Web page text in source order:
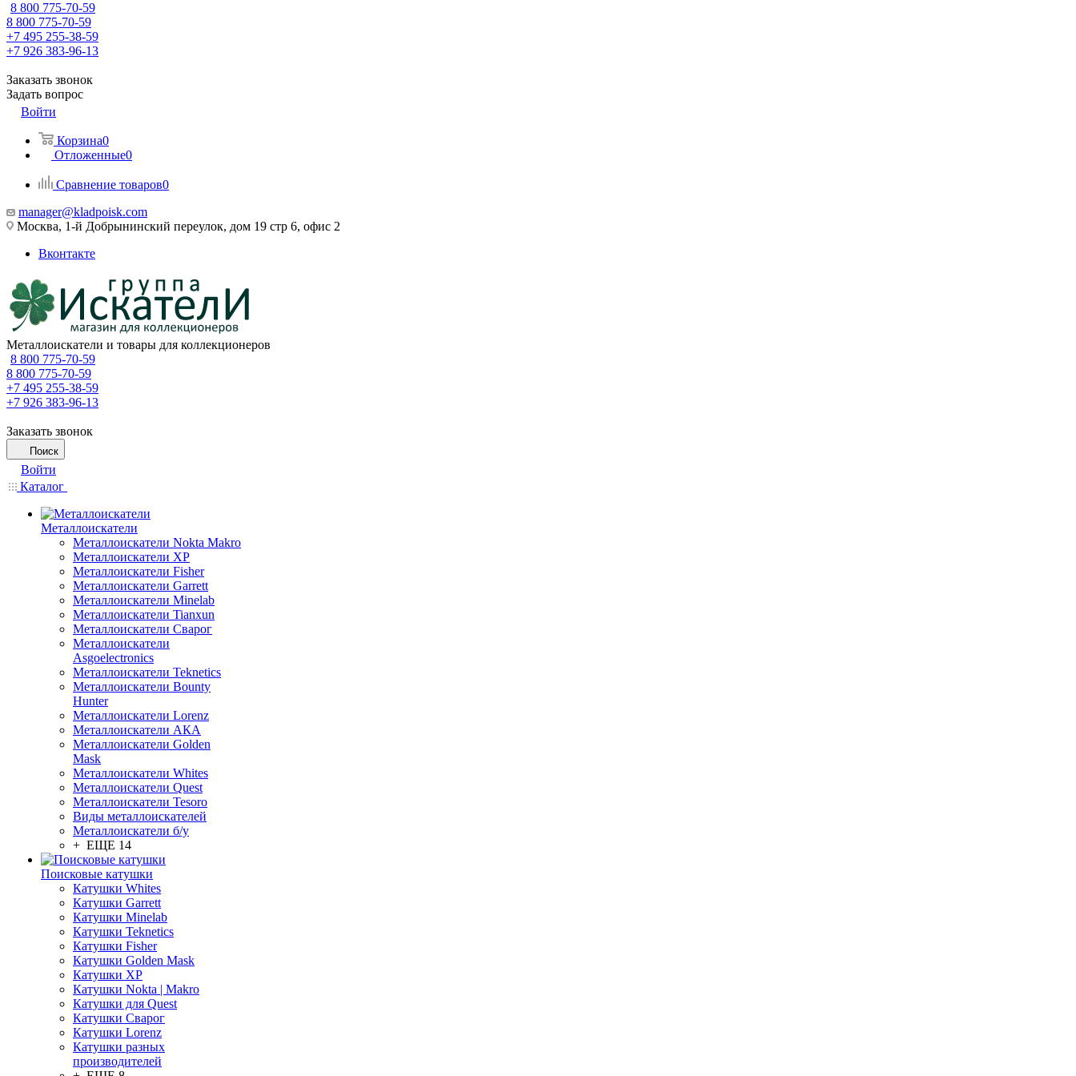
8 800 775-70-59
8 800 775-70-59
+7 495 255-38-59
+7 926 383-96-13
Заказать звонок
Задать вопрос
Войти
Корзина0
Отложенные0
Сравнение товаров0
manager@kladpoisk.com
Москва, 1-й Добрынинский переулок, дом 19 стр 6, офис 2
Вконтакте
Металлоискатели и товары для коллекционеров
8 800 775-70-59
8 800 775-70-59
+7 495 255-38-59
+7 926 383-96-13
Заказать звонок
Поиск
Войти
Каталог
Металлоискатели
Металлоискатели Nokta Makro
Металлоискатели XP
Металлоискатели Fisher
Металлоискатели Garrett
Металлоискатели Minelab
Металлоискатели Tianxun
Металлоискатели Сварог
Металлоискатели
Asgoelectronics
Металлоискатели Teknetics
Металлоискатели Bounty
Hunter
Металлоискатели Lorenz
Металлоискатели АКА
Металлоискатели Golden
Mask
Металлоискатели Whites
Металлоискатели Quest
Металлоискатели Tesoro
Виды металлоискателей
Металлоискатели б/у
+ ЕЩЕ 14
Поисковые катушки
Катушки Whites
Катушки Garrett
Катушки Minelab
Катушки Teknetics
Катушки Fisher
Катушки Golden Mask
Катушки XP
Катушки Nokta | Makro
Катушки для Quest
Катушки Сварог
Катушки Lorenz
Катушки разных
производителей